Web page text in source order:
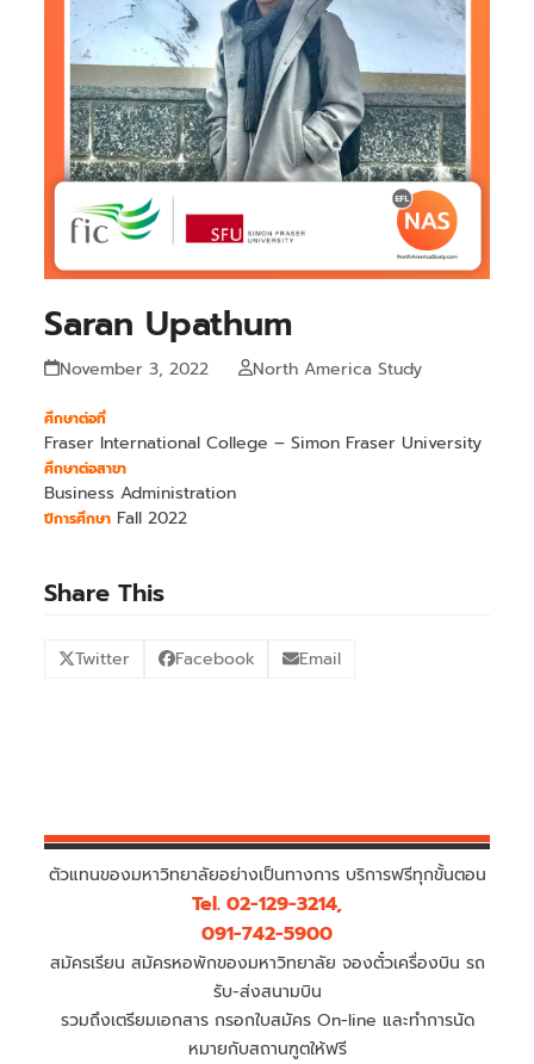
Saran Upathum
November 3, 2022 North America Study
ศึกษาต่อที่
Fraser International College – Simon Fraser University
ศึกษาต่อสาขา
Business Administration
ปีการศึกษา Fall 2022
Share This
Twitter Facebook Email
ตัวแทนของมหาวิทยาลัยอย่างเป็นทางการ บริการฟรีทุกขั้นตอน
Tel. 02-129-3214,
091-742-5900
สมัครเรียน สมัครหอพักของมหาวิทยาลัย จองตั๋วเครื่องบิน รถ
รับ-ส่งสนามบิน
รวมถึงเตรียมเอกสาร กรอกใบสมัคร On-line และทำการนัด
หมายกับสถานฑูตให้ฟรี